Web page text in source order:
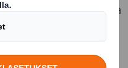
hyvin vankka ja
kansi muutettiin U:n
jopa